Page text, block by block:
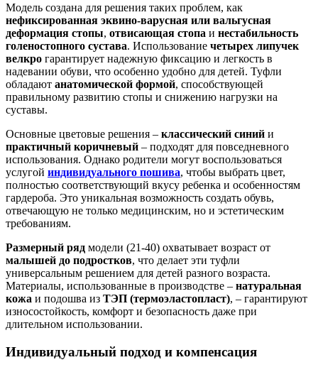
Модель создана для решения таких проблем, как
нефиксированная эквино-варусная или вальгусная
деформация стопы, отвисающая стопа и нестабильность
голеностопного сустава. Использование четырех липучек
велкро гарантирует надежную фиксацию и легкость в
надевании обуви, что особенно удобно для детей. Туфли
обладают анатомической формой, способствующей
правильному развитию стопы и снижению нагрузки на
суставы.
Основные цветовые решения – классический синий и
практичный коричневый – подходят для повседневного
использования. Однако родители могут воспользоваться
услугой индивидуального пошива, чтобы выбрать цвет,
полностью соответствующий вкусу ребенка и особенностям
гардероба. Это уникальная возможность создать обувь,
отвечающую не только медицинским, но и эстетическим
требованиям.
Размерный ряд модели (21-40) охватывает возраст от
малышей до подростков, что делает эти туфли
универсальным решением для детей разного возраста.
Материалы, использованные в производстве – натуральная
кожа и подошва из ТЭП (термоэластопласт), – гарантируют
износостойкость, комфорт и безопасность даже при
длительном использовании.
Индивидуальный подход и компенсация